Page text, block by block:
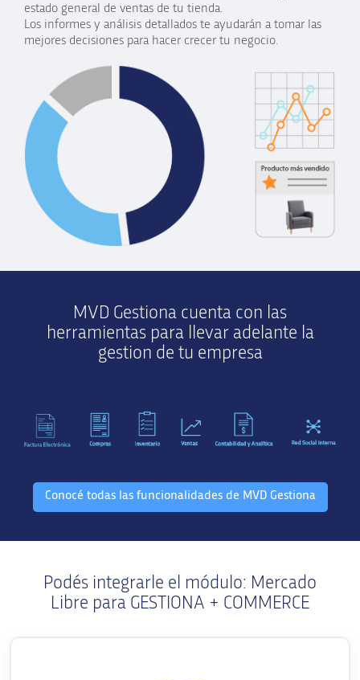
estado general de ventas de tu tienda.
Los informes y análisis detallados te ayudarán a tomar las
mejores decisiones para hacer crecer tu negocio.
MVD Gestiona cuenta con las
herramientas para llevar adelante la
gestion de tu empresa
Conocé todas las funcionalidades de MVD Gestiona
Podés integrarle el módulo: Mercado
Libre para GESTIONA + COMMERCE